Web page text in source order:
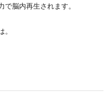
脳内再生されます。